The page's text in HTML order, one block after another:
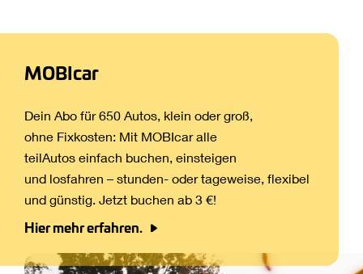
MOBIcar
Dein Abo für 650 Autos, klein oder groß,
ohne Fixkosten: Mit MOBIcar alle
teilAutos einfach buchen, einsteigen
und losfahren – stunden- oder tageweise, flexibel
und günstig. Jetzt buchen ab 3 €!
Hier mehr erfahren.